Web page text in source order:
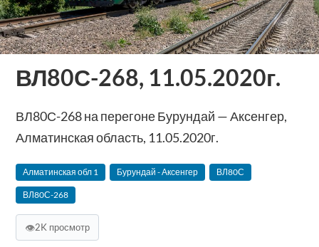
ВЛ80С-268, 11.05.2020г.
ВЛ80С-268 на перегоне Бурундай — Аксенгер,
Алматинская область, 11.05.2020г.
Алматинская‬ обл 1 Бурундай - Аксенгер ВЛ80С
ВЛ80С-268
👁2K просмотр